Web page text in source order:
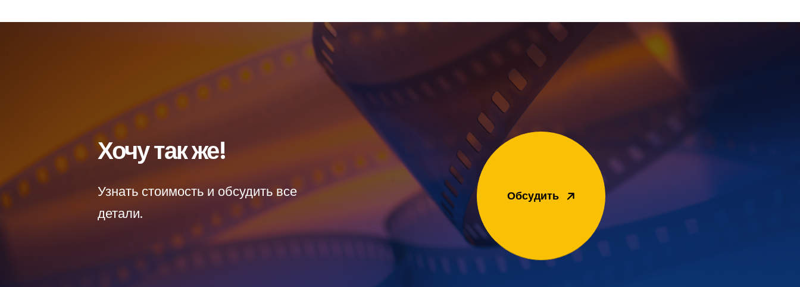
Хочу так же!
Узнать стоимость и обсудить все
детали.
Обсудить